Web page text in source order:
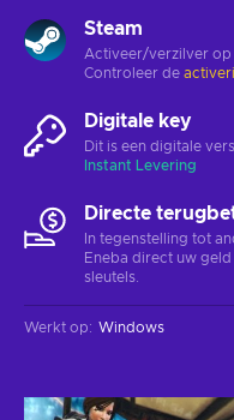
Steam
Activeer/verzilver op
Controleer de
Digitale key
Dit is een digitale
Instant Levering
Directe
In tegenstelling tot
Eneba direct uw
sleutels.
Werkt op: Windows